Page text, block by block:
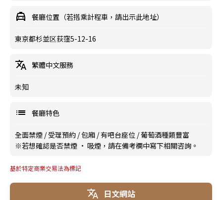
餐廳位置（若搭乘計程車，請出示此地址）
東京都杉並区荻窪5-12-16
繁體中文服務
未知
餐廳特色
全面禁煙 /受理預約 /包廂 /有吧台座位 /葡萄酒種類豐富
※若想確認是否禁煙 · 吸煙，請在備考欄中寫下相關咨詢。
基於特定商業交易法為標記
日文網站